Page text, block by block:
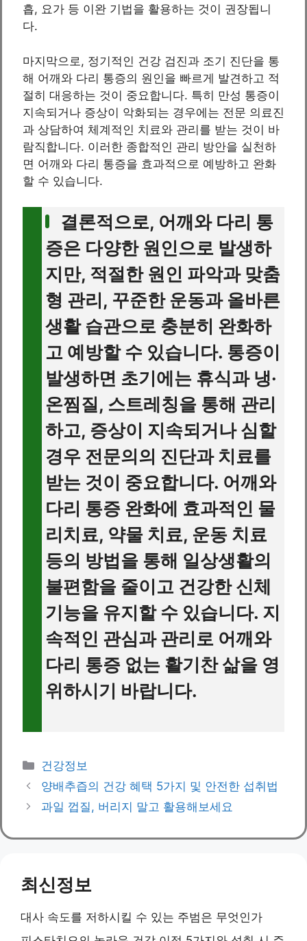
흡, 요가 등 이완 기법을 활용하는 것이 권장됩니
다.
마지막으로, 정기적인 건강 검진과 조기 진단을 통
해 어깨와 다리 통증의 원인을 빠르게 발견하고 적
절히 대응하는 것이 중요합니다. 특히 만성 통증이
지속되거나 증상이 악화되는 경우에는 전문 의료진
과 상담하여 체계적인 치료와 관리를 받는 것이 바
람직합니다. 이러한 종합적인 관리 방안을 실천하
면 어깨와 다리 통증을 효과적으로 예방하고 완화
할 수 있습니다.
결론적으로, 어깨와 다리 통
증은 다양한 원인으로 발생하
지만, 적절한 원인 파악과 맞춤
형 관리, 꾸준한 운동과 올바른
생활 습관으로 충분히 완화하
고 예방할 수 있습니다. 통증이
발생하면 초기에는 휴식과 냉·
온찜질, 스트레칭을 통해 관리
하고, 증상이 지속되거나 심할
경우 전문의의 진단과 치료를
받는 것이 중요합니다. 어깨와
다리 통증 완화에 효과적인 물
리치료, 약물 치료, 운동 치료
등의 방법을 통해 일상생활의
불편함을 줄이고 건강한 신체
기능을 유지할 수 있습니다. 지
속적인 관심과 관리로 어깨와
다리 통증 없는 활기찬 삶을 영
위하시기 바랍니다.
Categories
건강정보
양배추즙의 건강 혜택 5가지 및 안전한 섭취법
과일 껍질, 버리지 말고 활용해보세요
최신정보
대사 속도를 저하시킬 수 있는 주범은 무엇인가